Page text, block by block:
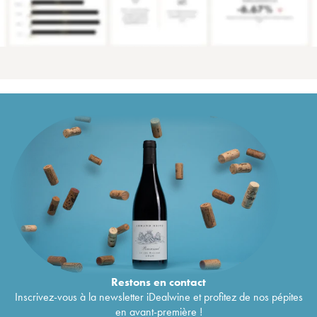
Restons encontact
Inscrivez-vous à la newsletter iDealwine et profitez de nos pépites
en avant-première !